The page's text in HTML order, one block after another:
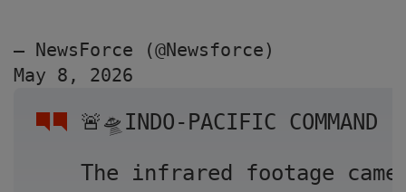
🚨🛸INDO-PACIFIC COMMAND
The infrared footage
— NewsForce (@Newsforce)
May 8, 2026